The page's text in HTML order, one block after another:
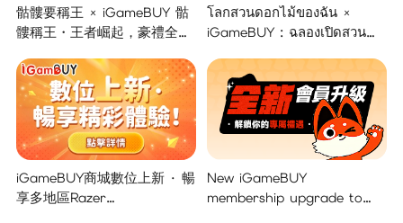
骷髏要稱王 × iGameBUY 骷
髏稱王・王者崛起，豪禮全面
โลกสวนดอกไม้ของฉัน ×
iGameBUY : ฉลองเปิดสวน
iGameBUY商城數位上新 · 暢
享多地區Razer
New iGameBUY
membership upgrade to